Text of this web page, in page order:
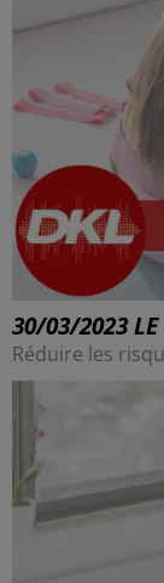
30/03/2023 LE
Réduire les